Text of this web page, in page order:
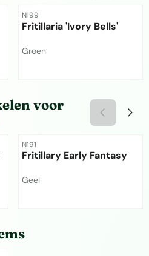
Artikelnummer
N199
Fritillaria 'Ivory Bells'
Merk:
Groen
voor
Artikelnummer
N191
Fritillary Early Fantasy
Merk:
Geel